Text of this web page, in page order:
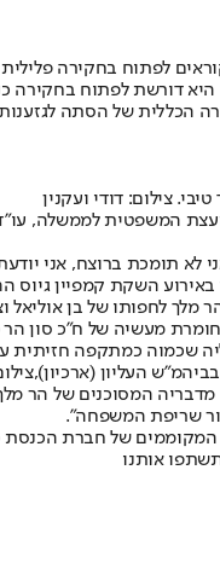
לפתוח בחקירה
דורשת לפתוח בחקירה
הכללית של הסתה לגזענות
צילום: דודי ועקנין
המשפטית לממשלה,
לא תומכת ברוצח, אני
השקת קמפיין גיוס
לחפותו של בן אוליאל
מעשיה של ח"כ סון הר
שכמוה כמתקפה חזיתית
העליון
המסוכנים של הר
שריפת המשפחה".
של חברת הכנסת
אותנו